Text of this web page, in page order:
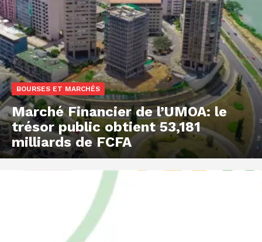
BOURSES ET MARCHÉS
Marché Financier de l’UMOA: le
trésor public obtient 53,181
milliards de FCFA